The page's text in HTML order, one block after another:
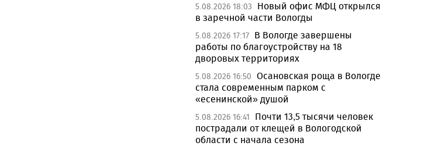
5.08.2026 18:03
Новый офис МФЦ открылся
в заречной части Вологды
5.08.2026 17:17 В Вологде завершены
работы по благоустройству на 18
дворовых территориях
5.08.2026 16:50 Осановская роща в Вологде
стала современным парком с
«есенинской» душой
5.08.2026 16:41
Почти 13,5 тысячи человек
пострадали от клещей в Вологодской
области с начала сезона